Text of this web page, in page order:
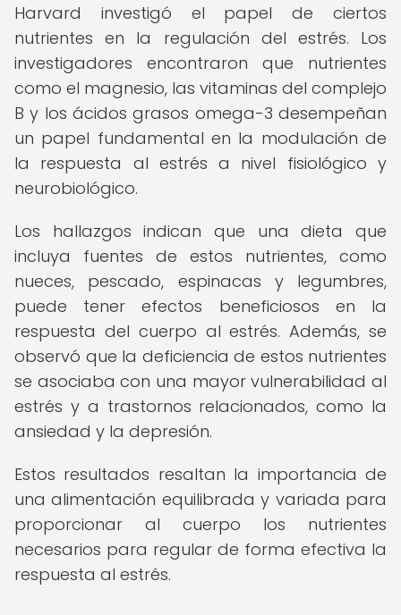
Harvard investigó el papel de ciertos
nutrientes en la regulación del estrés. Los
investigadores encontraron que nutrientes
como el magnesio, las vitaminas del complejo
B y los ácidos grasos omega-3 desempeñan
un papel fundamental en la modulación de
la respuesta al estrés a nivel fisiológico y
neurobiológico.
Los hallazgos indican que una dieta que
incluya fuentes de estos nutrientes, como
nueces, pescado, espinacas y legumbres,
puede tener efectos beneficiosos en la
respuesta del cuerpo al estrés. Además, se
observó que la deficiencia de estos nutrientes
se asociaba con una mayor vulnerabilidad al
estrés y a trastornos relacionados, como la
ansiedad y la depresión.
Estos resultados resaltan la importancia de
una alimentación equilibrada y variada para
proporcionar al cuerpo los nutrientes
necesarios para regular de forma efectiva la
respuesta al estrés.